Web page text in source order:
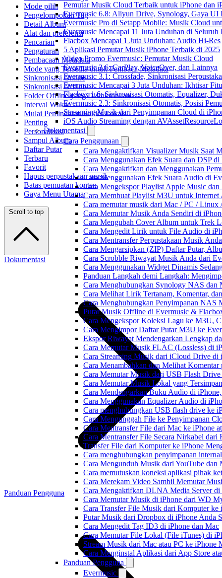
Pemutar Musik Cloud Terbaik untuk iPhone dan
Evermusic 6.8: Aliyun Drive, Synology, Gaya UI
Evermusic Pro di Setapp Mobile: Musik Cloud
Evermusic Mencapai 11 Juta Unduhan di Seluruh
Flacbox Mencapai 1 Juta Unduhan: Audio Hi-Res
5 Aplikasi Pemutar Musik iPhone Terbaik di 2025
Video Promo Evermusic: Pemutar Musik Cloud
Evermusic 3.6: CarPlay, VoiceOver, dan Lainnya
Evermusic 3.1: Crossfade, Sinkronisasi
Evermusic Mencapai 3 Juta Unduhan: Ikhtisar
Flacbox 1.6: Sinkronisasi Otomatis, Equalizer,
Evermusic 2.3: Sinkronisasi Otomatis, Posisi
Streaming Musik dari Penyimpanan Cloud di
iOS Audio Streaming dengan
Dokumentasi
Cara Penggunaan
Cara Mengaktifkan Visualizer Musik Saat
Cara Menggunakan Efek Suara dan DSP
Cara Mengaktifkan dan Menggunakan
Cara Menggunakan Efek Suara Audio di
Cara Mengekspor Playlist Apple Music
Cara Membuat Playlist M3U untuk
Cara memutar musik dari Mac / PC /
Cara Memutar Musik Anda Sendiri di
Cara Mengubah Cover Album untuk Trek
Cara Mengedit Lirik untuk File Audio di
Cara Mentransfer Perpustakaan Musik
Cara Mengarsipkan (ZIP) Daftar Putar,
Cara Scrobble Riwayat Musik Anda dari
Cara Menggunakan Widget Dinamis
Panduan Langkah demi Langkah:
Cara Menghubungkan Synology NAS dan
Cara Melihat Lirik Tertanam, Komentar,
Cara Menghubungkan Penyimpanan NAS
Putar Musik Offline di Evermusic &
Cara Mengekspor Koleksi Lagu ke M3U,
Cara Mengimpor Daftar Putar M3U ke
Ekspor Riwayat Mendengarkan Lengkap
Cara Memutar Musik FLAC (Lossless) di
Cara Streaming Musik dari iCloud Drive di
Cara Menambahkan dan Melihat
Cara Memutar Musik dari USB Flash
Cara Memutar Musik Lokal yang
Cara Mendengarkan Buku Audio di
Cara Menggunakan Equalizer Audio di
Cara menghubungkan USB flash drive ke
Cara Mengunggah File ke Penyimpanan
Cara Mentransfer File dari Mac ke iPhone
Cara Mentransfer File Secara Nirkabel
Transfer File dari Komputer ke iPhone
Cara menghubungkan penyimpanan
Cara Mengunduh Musik dari YouTube
Cara memutuskan koneksi aplikasi pihak
Cara Merekam Video Sambil Memutar
Cara Mengaktifkan DLNA Media Server
Cara Memutar Musik di iPhone dari WD
Cara Transfer File Musik dari Komputer
Putar Musik dari Dropbox di iPhone Anda
Cara Mengedit Tag ID3 di iPhone dan Mac
Cara Memutar File Lokal (File iTunes) di
Stream Musik dari Mac atau PC ke iPhone
Cara Menginstal Aplikasi dari App Store
Panduan Pengguna
Evermusic
Mode pilih
Pengelompokan Tag
Detail Album
Alat dan preferensi
Pencarian
Pengaturan
Pembacaan Metadata
Mode yang Tersedia untuk Pembaca Metadata
Sinkronisasi Online
Sinkronisasi Offline
Folder Offline yang Disinkronkan
Interval Waktu
Mulai Pemindaian Folder Lokal
Penting
Personalisasi
Sampul Album
Daftar Putar
Terbaru
Favorit
Hapus perpustakaan musik
Batas pemuatan konten
Gaya Menu Utama
Scroll to top
Dokumentasi
Panduan Pengguna